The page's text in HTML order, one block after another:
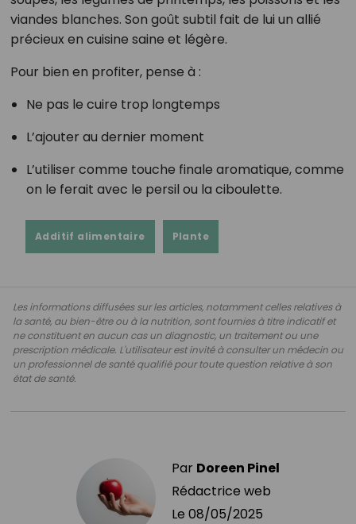
viandes blanches. Son goût subtil fait de lui un allié
précieux en cuisine saine et légère.
Pour bien en profiter, pense à :
Ne pas le cuire trop longtemps
L’ajouter au dernier moment
L’utiliser comme touche finale aromatique, comme
on le ferait avec le persil ou la ciboulette.
Additif alimentaire Plante
Les informations diffusées sur les articles, notamment celles relatives à
la santé, au bien-être ou à la nutrition, sont fournies à titre indicatif et
ne constituent en aucun cas un diagnostic, un traitement ou une
prescription médicale. L'utilisateur est invité à consulter un médecin ou
un professionnel de santé qualifié pour toute question relative à son
état de santé.
Par Doreen Pinel
Rédactrice web
Le 08/05/2025